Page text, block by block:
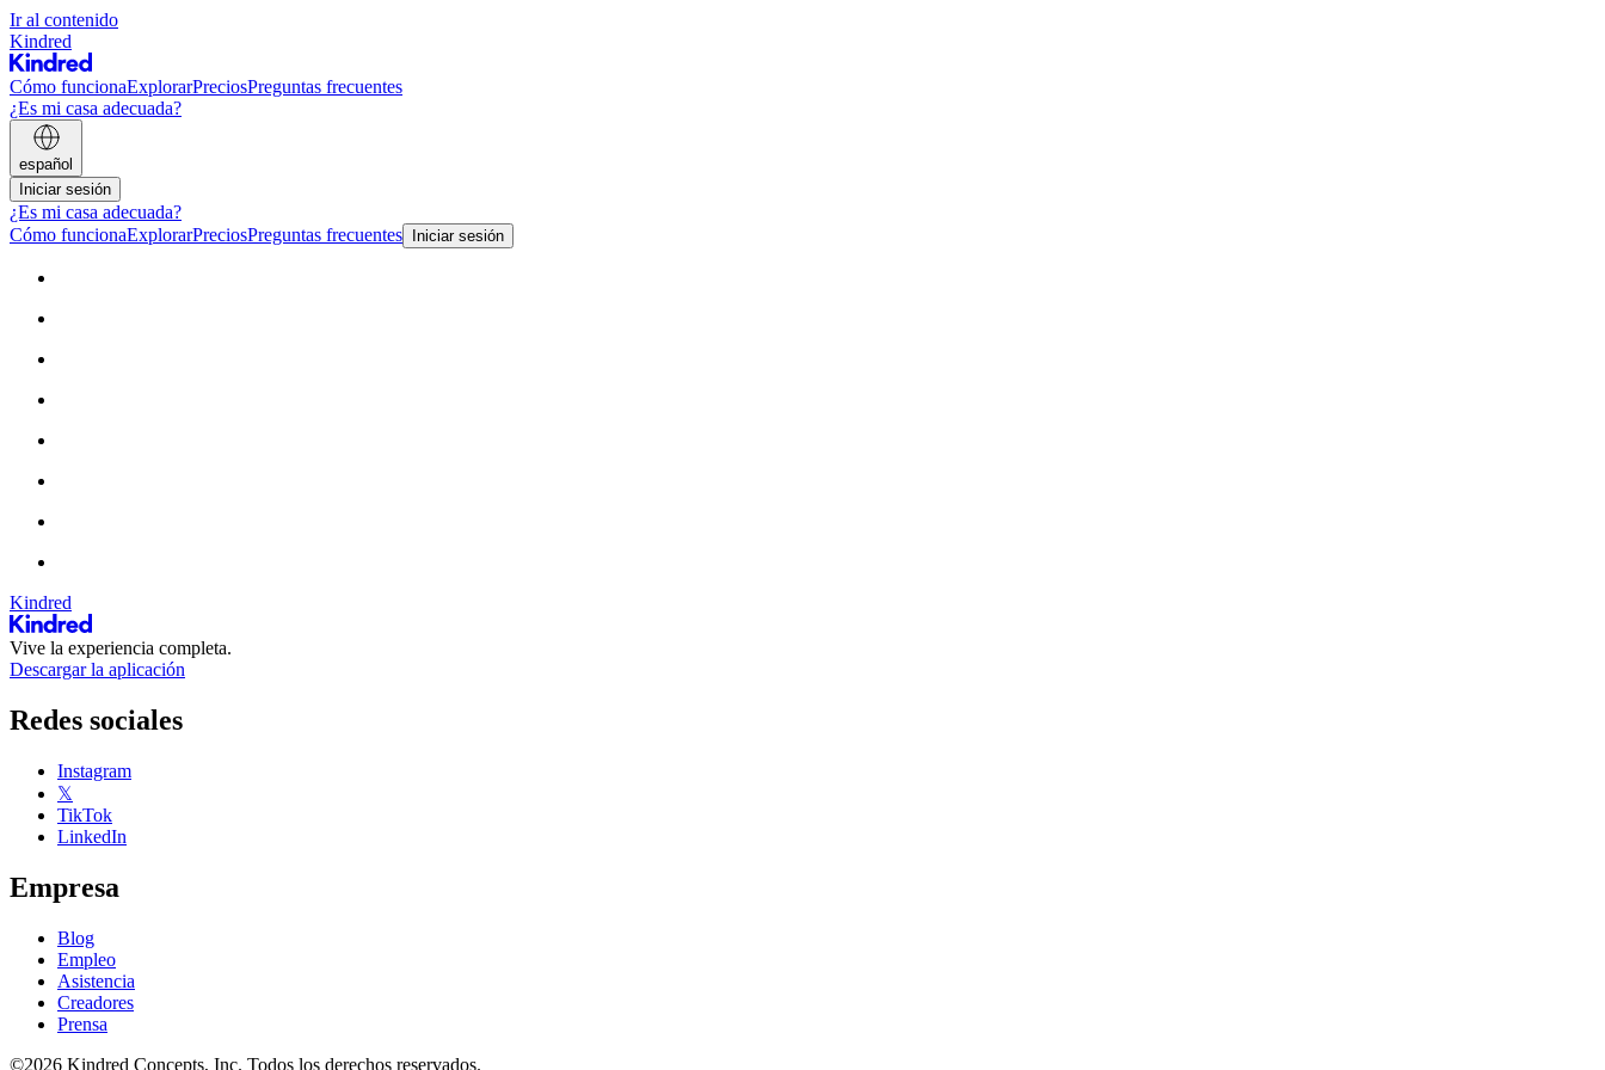
Ir al contenido
Kindred
Cómo funcionaExplorarPreciosPreguntas frecuentes
¿Es mi casa adecuada?
español
Iniciar sesión
¿Es mi casa adecuada?
Cómo funcionaExplorarPreciosPreguntas frecuentes Iniciar sesión
Kindred
Vive la experiencia completa.
Descargar la aplicación
Redes sociales
Instagram
𝕏
TikTok
LinkedIn
Empresa
Blog
Empleo
Asistencia
Creadores
Prensa
©2026 Kindred Concepts, Inc. Todos los derechos reservados.